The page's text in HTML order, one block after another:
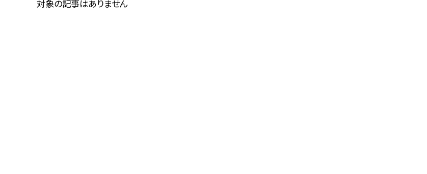
対象の記事はありません